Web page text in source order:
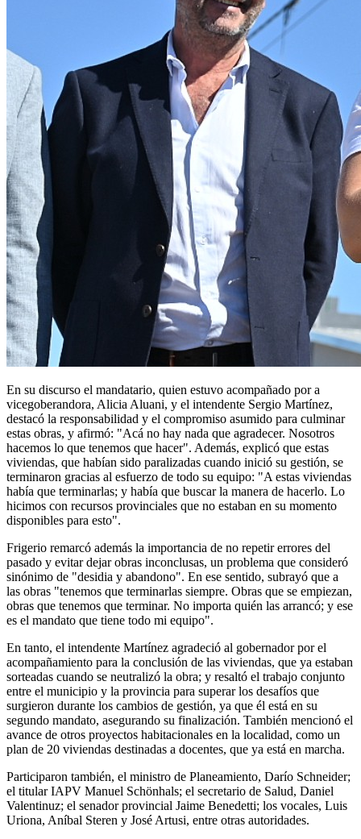
En su discurso el mandatario, quien estuvo acompañado por a
vicegoberandora, Alicia Aluani, y el intendente Sergio Martínez,
destacó la responsabilidad y el compromiso asumido para culminar
estas obras, y afirmó: "Acá no hay nada que agradecer. Nosotros
hacemos lo que tenemos que hacer". Además, explicó que estas
viviendas, que habían sido paralizadas cuando inició su gestión, se
terminaron gracias al esfuerzo de todo su equipo: "A estas viviendas
había que terminarlas; y había que buscar la manera de hacerlo. Lo
hicimos con recursos provinciales que no estaban en su momento
disponibles para esto".
Frigerio remarcó además la importancia de no repetir errores del
pasado y evitar dejar obras inconclusas, un problema que consideró
sinónimo de "desidia y abandono". En ese sentido, subrayó que a
las obras "tenemos que terminarlas siempre. Obras que se empiezan,
obras que tenemos que terminar. No importa quién las arrancó; y ese
es el mandato que tiene todo mi equipo".
En tanto, el intendente Martínez agradeció al gobernador por el
acompañamiento para la conclusión de las viviendas, que ya estaban
sorteadas cuando se neutralizó la obra; y resaltó el trabajo conjunto
entre el municipio y la provincia para superar los desafíos que
surgieron durante los cambios de gestión, ya que él está en su
segundo mandato, asegurando su finalización. También mencionó el
avance de otros proyectos habitacionales en la localidad, como un
plan de 20 viviendas destinadas a docentes, que ya está en marcha.
Participaron también, el ministro de Planeamiento, Darío Schneider;
el titular IAPV Manuel Schönhals; el secretario de Salud, Daniel
Valentinuz; el senador provincial Jaime Benedetti; los vocales, Luis
Uriona, Aníbal Steren y José Artusi, entre otras autoridades.